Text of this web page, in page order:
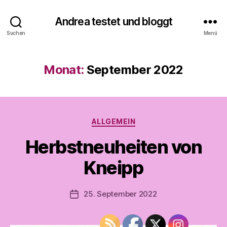
Suchen
Andrea testet und bloggt
Menü
Monat: September 2022
Kategorien
ALLGEMEIN
Herbstneuheiten von
Kneipp
Beitragsautor
o
r
a
e
t
t
Veröffentlichungsdatum
25. September 2022